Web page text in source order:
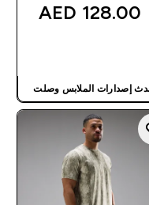
128.00 AED‎
إصدارات الملابس وصلت